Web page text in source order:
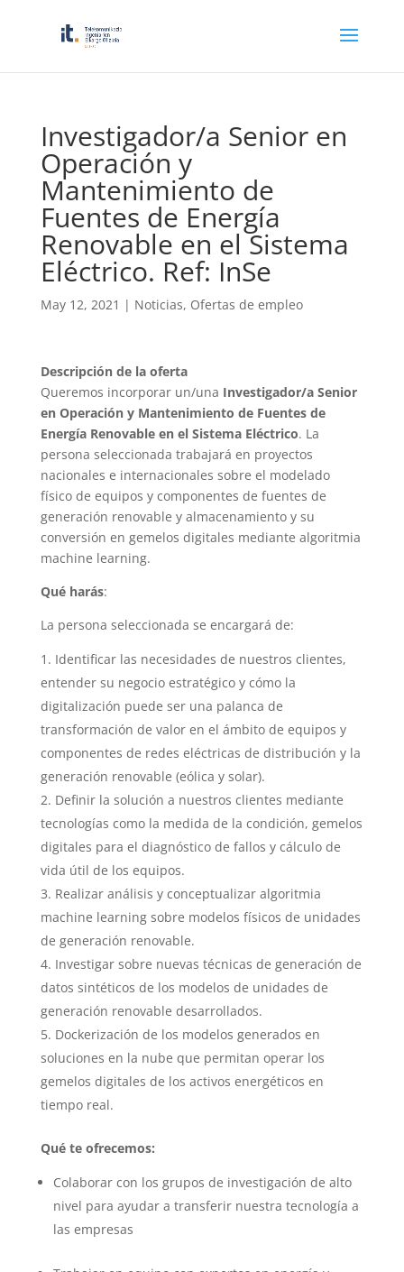
Investigador/a Senior en
Operación y
Mantenimiento de
Fuentes de Energía
Renovable en el Sistema
Eléctrico. Ref: InSe
May 12, 2021 | Noticias, Ofertas de empleo
Descripción de la oferta
Queremos incorporar un/una Investigador/a Senior
en Operación y Mantenimiento de Fuentes de
Energía Renovable en el Sistema Eléctrico. La
persona seleccionada trabajará en proyectos
nacionales e internacionales sobre el modelado
físico de equipos y componentes de fuentes de
generación renovable y almacenamiento y su
conversión en gemelos digitales mediante algoritmia
machine learning.
Qué harás:
La persona seleccionada se encargará de:
Identificar las necesidades de nuestros clientes,
entender su negocio estratégico y cómo la
digitalización puede ser una palanca de
transformación de valor en el ámbito de equipos y
componentes de redes eléctricas de distribución y la
generación renovable (eólica y solar).
Definir la solución a nuestros clientes mediante
tecnologías como la medida de la condición, gemelos
digitales para el diagnóstico de fallos y cálculo de
vida útil de los equipos.
Realizar análisis y conceptualizar algoritmia
machine learning sobre modelos físicos de unidades
de generación renovable.
Investigar sobre nuevas técnicas de generación de
datos sintéticos de los modelos de unidades de
generación renovable desarrollados.
Dockerización de los modelos generados en
soluciones en la nube que permitan operar los
gemelos digitales de los activos energéticos en
tiempo real.
Qué te ofrecemos:
Colaborar con los grupos de investigación de alto
nivel para ayudar a transferir nuestra tecnología a
las empresas